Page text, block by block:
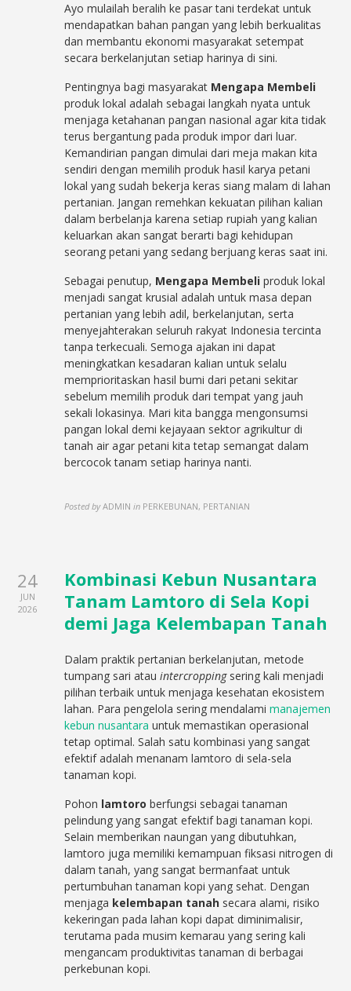
Ayo mulailah beralih ke pasar tani terdekat untuk
mendapatkan bahan pangan yang lebih berkualitas
dan membantu ekonomi masyarakat setempat
secara berkelanjutan setiap harinya di sini.
Pentingnya bagi masyarakat Mengapa Membeli
produk lokal adalah sebagai langkah nyata untuk
menjaga ketahanan pangan nasional agar kita tidak
terus bergantung pada produk impor dari luar.
Kemandirian pangan dimulai dari meja makan kita
sendiri dengan memilih produk hasil karya petani
lokal yang sudah bekerja keras siang malam di lahan
pertanian. Jangan remehkan kekuatan pilihan kalian
dalam berbelanja karena setiap rupiah yang kalian
keluarkan akan sangat berarti bagi kehidupan
seorang petani yang sedang berjuang keras saat ini.
Sebagai penutup, Mengapa Membeli produk lokal
menjadi sangat krusial adalah untuk masa depan
pertanian yang lebih adil, berkelanjutan, serta
menyejahterakan seluruh rakyat Indonesia tercinta
tanpa terkecuali. Semoga ajakan ini dapat
meningkatkan kesadaran kalian untuk selalu
memprioritaskan hasil bumi dari petani sekitar
sebelum memilih produk dari tempat yang jauh
sekali lokasinya. Mari kita bangga mengonsumsi
pangan lokal demi kejayaan sektor agrikultur di
tanah air agar petani kita tetap semangat dalam
bercocok tanam setiap harinya nanti.
Posted by ADMIN in PERKEBUNAN, PERTANIAN
24
JUN
2026
Kombinasi Kebun Nusantara
Tanam Lamtoro di Sela Kopi
demi Jaga Kelembapan Tanah
Dalam praktik pertanian berkelanjutan, metode
tumpang sari atauintercroppingsering kali menjadi
pilihan terbaik untuk menjaga kesehatan ekosistem
lahan. Para pengelola sering mendalamimanajemen
kebun nusantara untuk memastikan operasional
tetap optimal. Salah satu kombinasi yang sangat
efektif adalah menanam lamtoro di sela-sela
tanaman kopi.
Pohon lamtoro berfungsi sebagai tanaman
pelindung yang sangat efektif bagi tanaman kopi.
Selain memberikan naungan yang dibutuhkan,
lamtoro juga memiliki kemampuan fiksasi nitrogen di
dalam tanah, yang sangat bermanfaat untuk
pertumbuhan tanaman kopi yang sehat. Dengan
menjaga kelembapan tanah secara alami, risiko
kekeringan pada lahan kopi dapat diminimalisir,
terutama pada musim kemarau yang sering kali
mengancam produktivitas tanaman di berbagai
perkebunan kopi.